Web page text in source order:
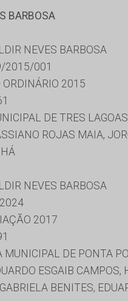
BARBOSA
NEVES BARBOSA
2015/001
ORDINÁRIO 2015
DE TRES LAGOAS
ROJAS MAIA,
NEVES BARBOSA
2017
MUNICIPAL DE PONTA
ESGAIB CAMPOS,
BENITES,